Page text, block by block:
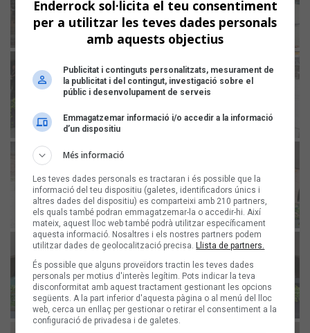
Enderrock sol·licita el teu consentiment
per a utilitzar les teves dades personals
amb aquests objectius
Publicitat i continguts personalitzats, mesurament de
la publicitat i del contingut, investigació sobre el
públic i desenvolupament de serveis
Emmagatzemar informació i/o accedir a la informació
d’un dispositiu
Més informació
Les teves dades personals es tractaran i és possible que la
informació del teu dispositiu (galetes, identificadors únics i
altres dades del dispositiu) es comparteixi amb 210 partners,
els quals també podran emmagatzemar-la o accedir-hi. Així
mateix, aquest lloc web també podrà utilitzar específicament
aquesta informació. Nosaltres i els nostres partners podem
utilitzar dades de geolocalització precisa. Llista de partners.
És possible que alguns proveïdors tractin les teves dades
personals per motius d'interès legítim. Pots indicar la teva
disconformitat amb aquest tractament gestionant les opcions
següents. A la part inferior d'aquesta pàgina o al menú del lloc
web, cerca un enllaç per gestionar o retirar el consentiment a la
configuració de privadesa i de galetes.